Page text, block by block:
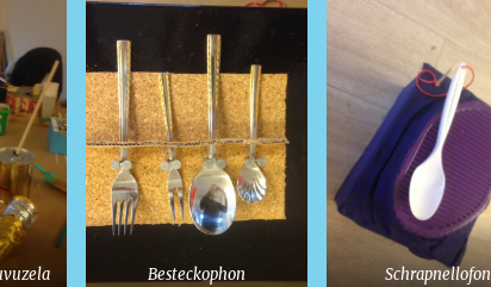
Besteckophon Schrapnellofon